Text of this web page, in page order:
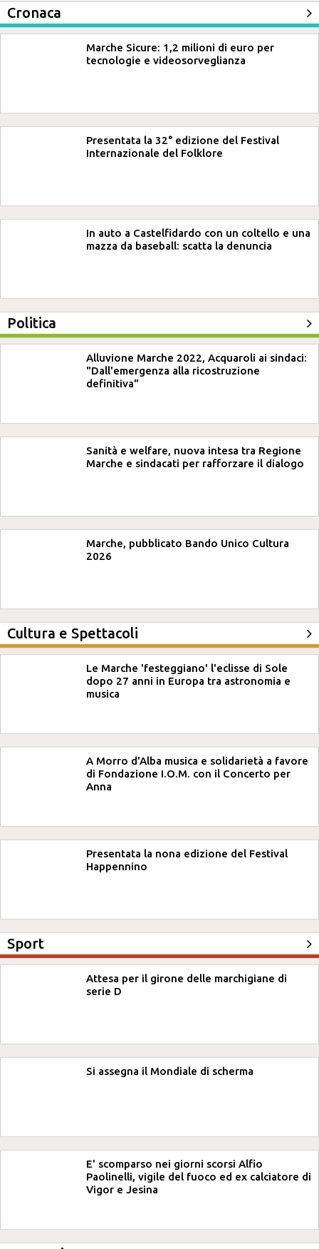
Cronaca
Marche Sicure: 1,2 milioni di euro per
tecnologie e videosorveglianza
Presentata la 32° edizione del Festival
Internazionale del Folklore
In auto a Castelfidardo con un coltello e una
mazza da baseball: scatta la denuncia
Politica
Alluvione Marche 2022, Acquaroli ai sindaci:
"Dall'emergenza alla ricostruzione
definitiva"
Sanità e welfare, nuova intesa tra Regione
Marche e sindacati per rafforzare il dialogo
Marche, pubblicato Bando Unico Cultura
2026
Cultura e Spettacoli
Le Marche 'festeggiano' l'eclisse di Sole
dopo 27 anni in Europa tra astronomia e
musica
A Morro d'Alba musica e solidarietà a favore
di Fondazione I.O.M. con il Concerto per
Anna
Presentata la nona edizione del Festival
Happennino
Sport
Attesa per il girone delle marchigiane di
serie D
Si assegna il Mondiale di scherma
E' scomparso nei giorni scorsi Alfio
Paolinelli, vigile del fuoco ed ex calciatore di
Vigor e Jesina